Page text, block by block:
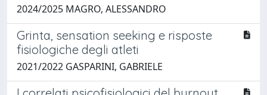
2024/2025 MAGRO, ALESSANDRO
Grinta, sensation seeking e risposte
fisiologiche degli atleti
2021/2022 GASPARINI, GABRIELE